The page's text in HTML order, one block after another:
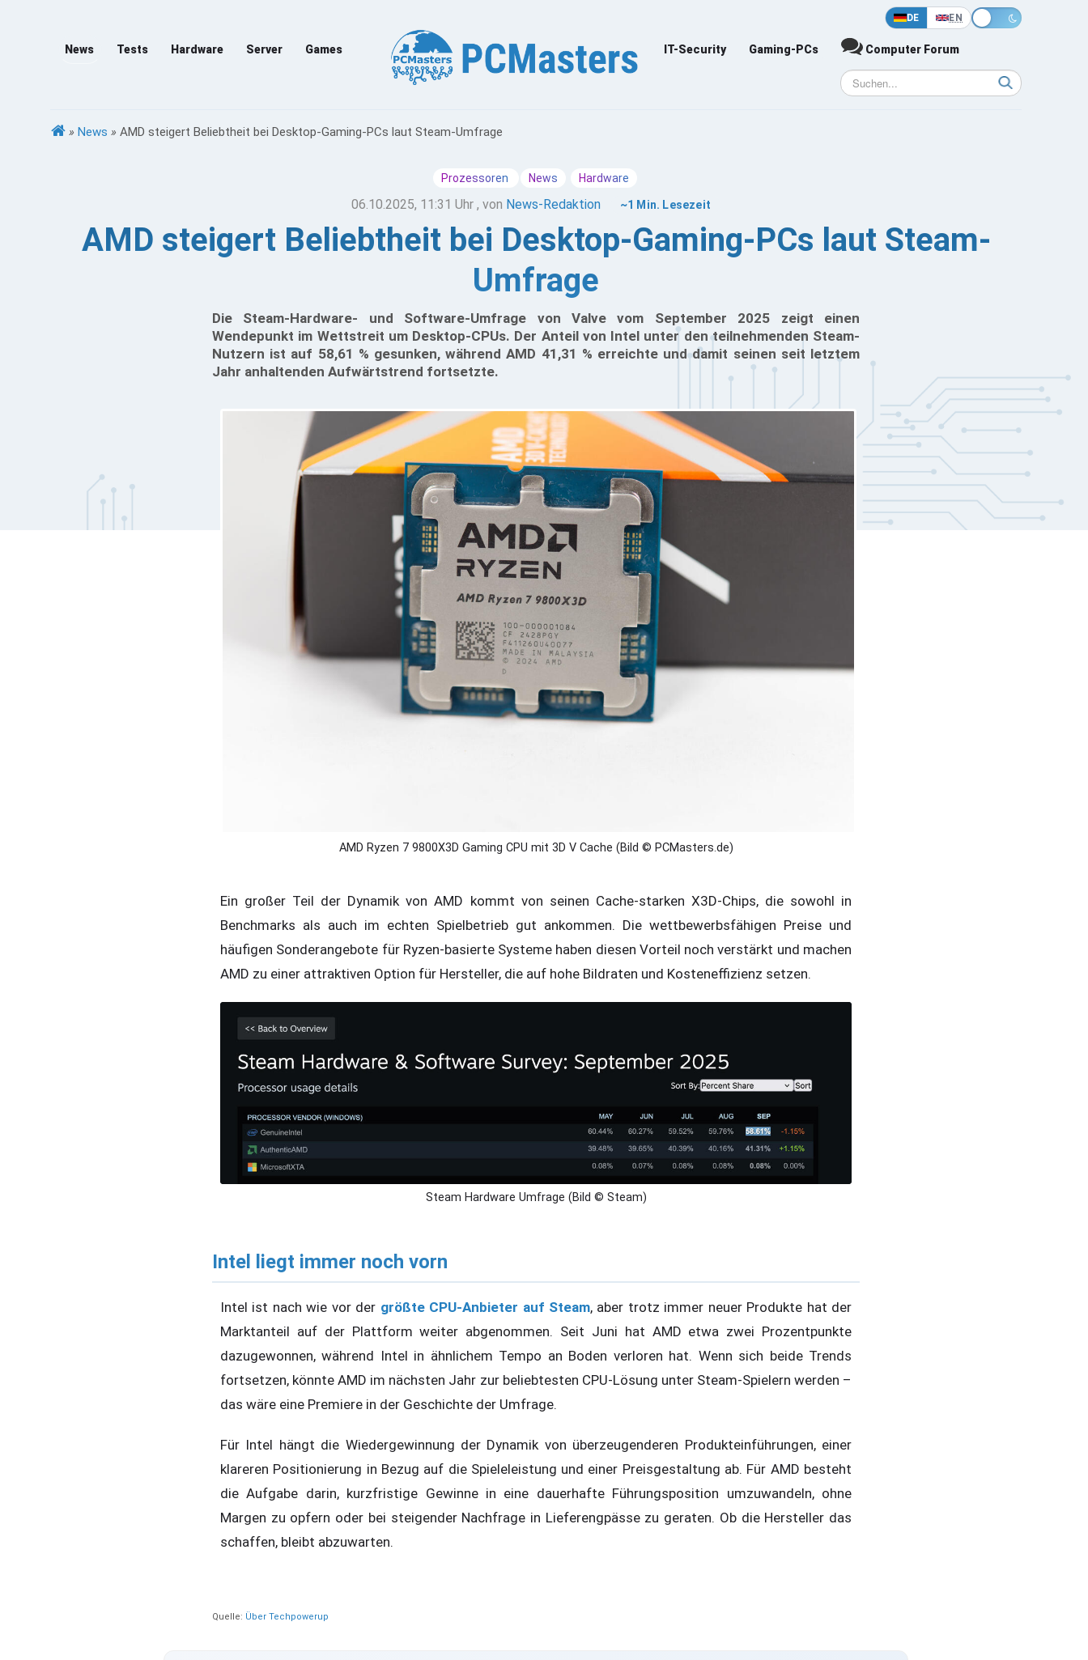
DE EN
News Tests Hardware Server Games IT-Security Gaming-PCs Computer Forum
» News » AMD steigert Beliebtheit bei Desktop-Gaming-PCs laut Steam-Umfrage
Prozessoren News Hardware
06.10.2025, 11:31 Uhr , von News-Redaktion ~1 Min. Lesezeit
AMD steigert Beliebtheit bei Desktop-Gaming-PCs laut Steam-
Umfrage
Die Steam-Hardware- und Software-Umfrage von Valve vom September 2025 zeigt einen
Wendepunkt im Wettstreit um Desktop-CPUs. Der Anteil von Intel unter den teilnehmenden Steam-
Nutzern ist auf 58,61 % gesunken, während AMD 41,31 % erreichte und damit seinen seit letztem
Jahr anhaltenden Aufwärtstrend fortsetzte.
AMD Ryzen 7 9800X3D Gaming CPU mit 3D V Cache (Bild © PCMasters.de)
Ein großer Teil der Dynamik von AMD kommt von seinen Cache-starken X3D-Chips, die sowohl in
Benchmarks als auch im echten Spielbetrieb gut ankommen. Die wettbewerbsfähigen Preise und
häufigen Sonderangebote für Ryzen-basierte Systeme haben diesen Vorteil noch verstärkt und machen
AMD zu einer attraktiven Option für Hersteller, die auf hohe Bildraten und Kosteneffizienz setzen.
Steam Hardware Umfrage (Bild © Steam)
Intel liegt immer noch vorn
Intel ist nach wie vor der größte CPU-Anbieter auf Steam, aber trotz immer neuer Produkte hat der
Marktanteil auf der Plattform weiter abgenommen. Seit Juni hat AMD etwa zwei Prozentpunkte
dazugewonnen, während Intel in ähnlichem Tempo an Boden verloren hat. Wenn sich beide Trends
fortsetzen, könnte AMD im nächsten Jahr zur beliebtesten CPU-Lösung unter Steam-Spielern werden –
das wäre eine Premiere in der Geschichte der Umfrage.
Für Intel hängt die Wiedergewinnung der Dynamik von überzeugenderen Produkteinführungen, einer
klareren Positionierung in Bezug auf die Spieleleistung und einer Preisgestaltung ab. Für AMD besteht
die Aufgabe darin, kurzfristige Gewinne in eine dauerhafte Führungsposition umzuwandeln, ohne
Margen zu opfern oder bei steigender Nachfrage in Lieferengpässe zu geraten. Ob die Hersteller das
schaffen, bleibt abzuwarten.
Quelle: Über Techpowerup